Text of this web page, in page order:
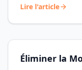
Lire l'article
Éliminer la